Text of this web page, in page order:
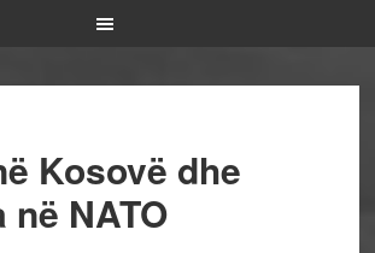
Kosovë dhe
në NATO